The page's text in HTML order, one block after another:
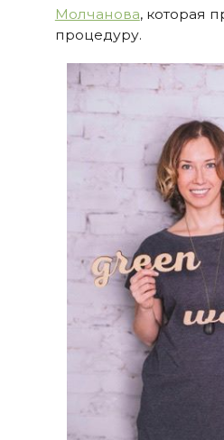
Молчанова, которая
процедуру.